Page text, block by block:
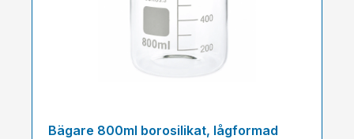
Bägare 800ml borosilikat, lågformad